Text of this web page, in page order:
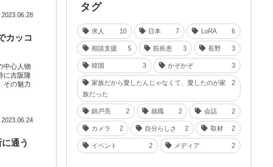
2023.06.28
カッコ
中心人物
に吉阪隆
その魅力
2023.06.24
通う
タグ
求人 10 日本 7 LoRA 6
相談支援 5 筋疾患 3 長野 3
韓国 3 かぞかぞ 3
家族だから愛したんじゃなくて、愛したのが家
族だった
2
錦戸亮 2 就職 2 会話 2
カメラ 2 自分らしさ 2 取材 2
イベント 2 メディア 2